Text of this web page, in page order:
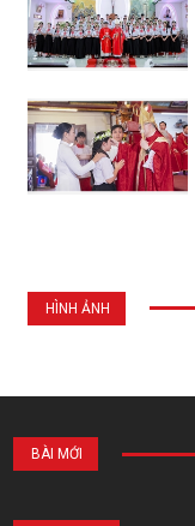
HÌNH ẢNH
BÀI MỚI